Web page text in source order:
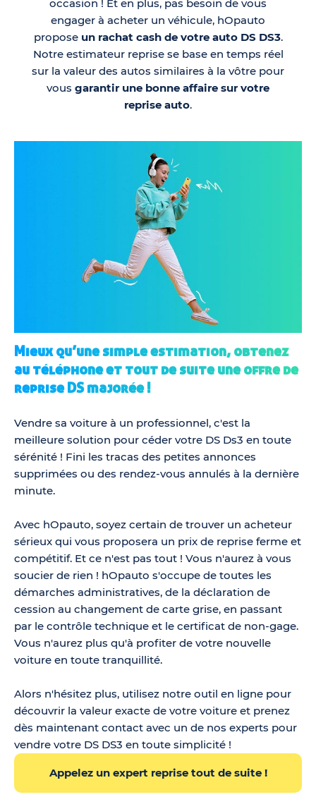
occasion ! Et en plus, pas besoin de vous
engager à acheter un véhicule, hOpauto
proposeun rachat cash de votre auto DS DS3.
Notre estimateur reprise se base en temps réel
sur la valeur des autos similaires à la vôtre pour
vous garantir une bonne affaire sur votre
reprise auto.
Mieux qu’une simple estimation, obtenez
au téléphone et tout de suite une offre de
reprise DS majorée !
Vendre sa voiture à un professionnel, c'est la
meilleure solution pour céder votre DS Ds3 en toute
sérénité ! Fini les tracas des petites annonces
supprimées ou des rendez-vous annulés à la dernière
minute.
Avec hOpauto, soyez certain de trouver un acheteur
sérieux qui vous proposera un prix de reprise ferme et
compétitif. Et ce n'est pas tout ! Vous n'aurez à vous
soucier de rien ! hOpauto s'occupe de toutes les
démarches administratives, de la déclaration de
cession au changement de carte grise, en passant
par le contrôle technique et le certificat de non-gage.
Vous n'aurez plus qu'à profiter de votre nouvelle
voiture en toute tranquillité.
Alors n'hésitez plus, utilisez notre outil en ligne pour
découvrir la valeur exacte de votre voiture et prenez
dès maintenant contact avec un de nos experts pour
vendre votre DS DS3 en toute simplicité !
Appelez un expert reprise tout de suite !